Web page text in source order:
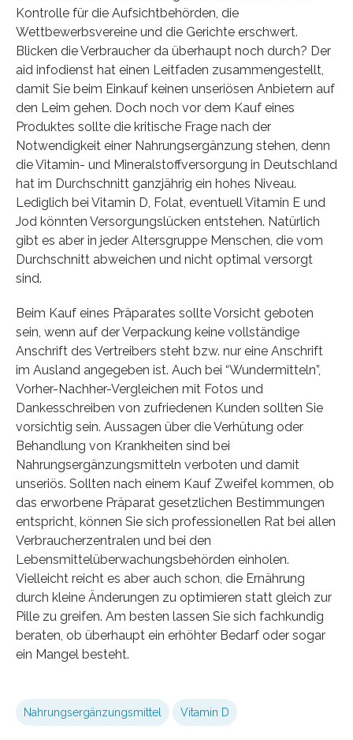
Kontrolle für die Aufsichtbehörden, die
Wettbewerbsvereine und die Gerichte erschwert.
Blicken die Verbraucher da überhaupt noch durch? Der
aid infodienst hat einen Leitfaden zusammengestellt,
damit Sie beim Einkauf keinen unseriösen Anbietern auf
den Leim gehen. Doch noch vor dem Kauf eines
Produktes sollte die kritische Frage nach der
Notwendigkeit einer Nahrungsergänzung stehen, denn
die Vitamin- und Mineralstoffversorgung in Deutschland
hat im Durchschnitt ganzjährig ein hohes Niveau.
Lediglich bei Vitamin D, Folat, eventuell Vitamin E und
Jod könnten Versorgungslücken entstehen. Natürlich
gibt es aber in jeder Altersgruppe Menschen, die vom
Durchschnitt abweichen und nicht optimal versorgt
sind.
Beim Kauf eines Präparates sollte Vorsicht geboten
sein, wenn auf der Verpackung keine vollständige
Anschrift des Vertreibers steht bzw. nur eine Anschrift
im Ausland angegeben ist. Auch bei “Wundermitteln”,
Vorher-Nachher-Vergleichen mit Fotos und
Dankesschreiben von zufriedenen Kunden sollten Sie
vorsichtig sein. Aussagen über die Verhütung oder
Behandlung von Krankheiten sind bei
Nahrungsergänzungsmitteln verboten und damit
unseriös. Sollten nach einem Kauf Zweifel kommen, ob
das erworbene Präparat gesetzlichen Bestimmungen
entspricht, können Sie sich professionellen Rat bei allen
Verbraucherzentralen und bei den
Lebensmittelüberwachungsbehörden einholen.
Vielleicht reicht es aber auch schon, die Ernährung
durch kleine Änderungen zu optimieren statt gleich zur
Pille zu greifen. Am besten lassen Sie sich fachkundig
beraten, ob überhaupt ein erhöhter Bedarf oder sogar
ein Mangel besteht.
Nahrungsergänzungsmittel Vitamin D